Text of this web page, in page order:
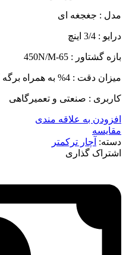
مدل : جغجغه ای
درایو : 3/4 اینچ
بازه گشتاور : 65-450N/M
میزان دقت : 4% به همراه برگه کالیبراسیون
کاربری : صنعتی و تعمیرگاهی
افزودن به علاقه مندی
مقایسه
دسته: آچار ترکمتر
اشتراک گذاری